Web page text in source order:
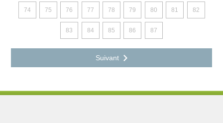
74 75 76 77 78 79 80 81 82
83 84 85 86 87